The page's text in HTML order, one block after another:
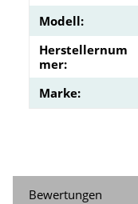
Modell:
Herstellernum
mer:
Marke:
Bewertungen